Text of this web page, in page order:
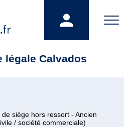
légale Calvados
siège hors ressort - Ancien
/ société commerciale)